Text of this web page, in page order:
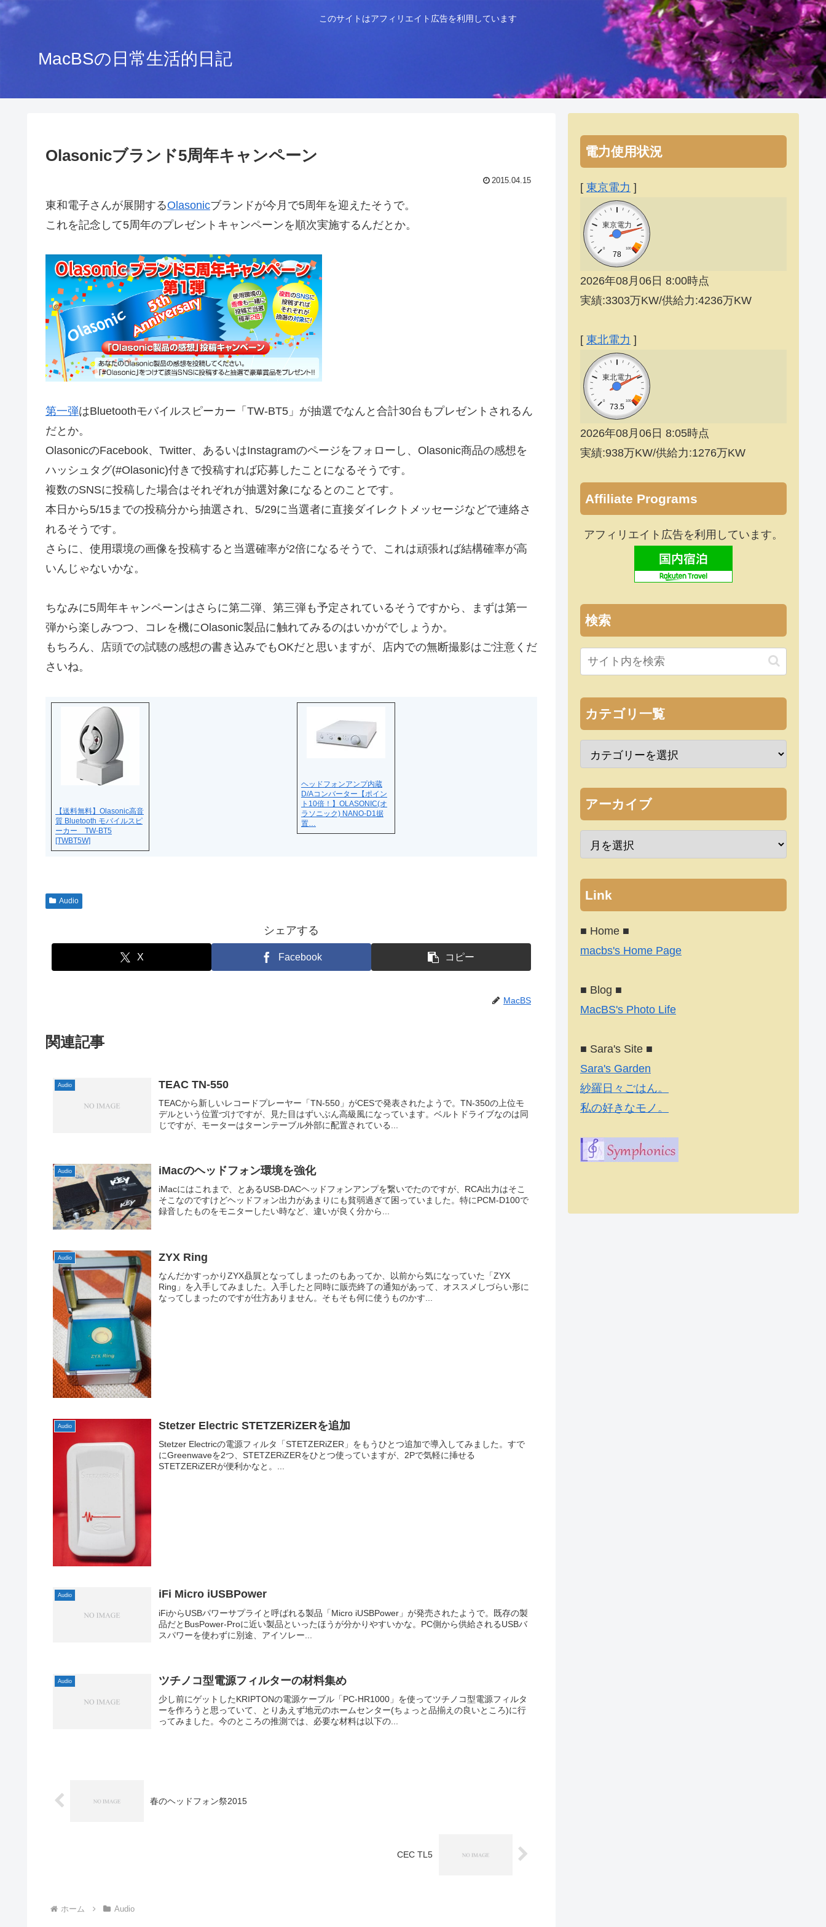
このサイトはアフィリエイト広告を利用しています
MacBSの日常生活的日記
Olasonicブランド5周年キャンペーン
2015.04.15
東和電子さんが展開するOlasonicブランドが今月で5周年を迎えたそうで。
これを記念して5周年のプレゼントキャンペーンを順次実施するんだとか。
第一弾はBluetoothモバイルスピーカー「TW-BT5」が抽選でなんと合計30台もプレゼントされるん
だとか。
OlasonicのFacebook、Twitter、あるいはInstagramのページをフォローし、Olasonic商品の感想を
ハッシュタグ(#Olasonic)付きで投稿すれば応募したことになるそうです。
複数のSNSに投稿した場合はそれぞれが抽選対象になるとのことです。
本日から5/15までの投稿分から抽選され、5/29に当選者に直接ダイレクトメッセージなどで連絡さ
れるそうです。
さらに、使用環境の画像を投稿すると当選確率が2倍になるそうで、これは頑張れば結構確率が高
いんじゃないかな。
ちなみに5周年キャンペーンはさらに第二弾、第三弾も予定されているそうですから、まずは第一
弾から楽しみつつ、コレを機にOlasonic製品に触れてみるのはいかがでしょうか。
もちろん、店頭での試聴の感想の書き込みでもOKだと思いますが、店内での無断撮影はご注意くだ
さいね。
【送料無料】Olasonic高音
質 Bluetooth モバイルスピ
ーカー TW-BT5
[TWBT5W]
ヘッドフォンアンプ内蔵
D/Aコンバーター【ポイン
ト10倍！】OLASONIC(オ
ラソニック) NANO-D1据
置…
Audio
シェアする
X Facebook コピー
MacBS
関連記事
Audio TEAC TN-550
TEACから新しいレコードプレーヤー「TN-550」がCESで発表されたようで。TN-350の上位モ
デルという位置づけですが、見た目はずいぶん高級風になっています。ベルトドライブなのは同
じですが、モーターはターンテーブル外部に配置されている...
Audio iMacのヘッドフォン環境を強化
iMacにはこれまで、とあるUSB-DACヘッドフォンアンプを繋いでたのですが、RCA出力はそこ
そこなのですけどヘッドフォン出力があまりにも貧弱過ぎて困っていました。特にPCM-D100で
録音したものをモニターしたい時など、違いが良く分から...
Audio ZYX Ring
なんだかすっかりZYX贔屓となってしまったのもあってか、以前から気になっていた「ZYX
Ring」を入手してみました。入手したと同時に販売終了の通知があって、オススメしづらい形に
なってしまったのですが仕方ありません。そもそも何に使うものかす...
Audio Stetzer Electric STETZERiZERを追加
Stetzer Electricの電源フィルタ「STETZERiZER」をもうひとつ追加で導入してみました。すで
にGreenwaveを2つ、STETZERiZERをひとつ使っていますが、2Pで気軽に挿せる
STETZERiZERが便利かなと。...
Audio iFi Micro iUSBPower
iFiからUSBパワーサプライと呼ばれる製品「Micro iUSBPower」が発売されたようで。既存の製
品だとBusPower-Proに近い製品といったほうが分かりやすいかな。PC側から供給されるUSBバ
スパワーを使わずに別途、アイソレー...
Audio ツチノコ型電源フィルターの材料集め
少し前にゲットしたKRIPTONの電源ケーブル「PC-HR1000」を使ってツチノコ型電源フィルタ
ーを作ろうと思っていて、とりあえず地元のホームセンター(ちょっと品揃えの良いところ)に行
ってみました。今のところの推測では、必要な材料は以下の...
春のヘッドフォン祭2015
CEC TL5
ホーム Audio
電力使用状況
[ 東京電力 ]
東京電力
0 100
78
2026年08月06日 8:00時点
実績:3303万KW/供給力:4236万KW
[ 東北電力 ]
東北電力
0 100
73.5
2026年08月06日 8:05時点
実績:938万KW/供給力:1276万KW
Affiliate Programs
アフィリエイト広告を利用しています。
検索
カテゴリ一覧
アーカイブ
Link
■ Home ■
macbs's Home Page
■ Blog ■
MacBS's Photo Life
■ Sara's Site ■
Sara's Garden
紗羅日々ごはん。
私の好きなモノ。